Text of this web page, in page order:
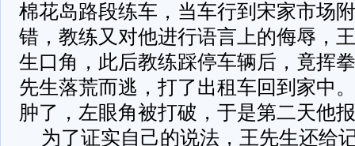
棉花岛路段练车，当车行到宋家市场
错，教练又对他进行语言上的侮辱，
生口角，此后教练踩停车辆后，竟挥
先生落荒而逃，打了出租车回到家中
肿了，左眼角被打破，于是第二天他
为了证实自己的说法，王先生还给